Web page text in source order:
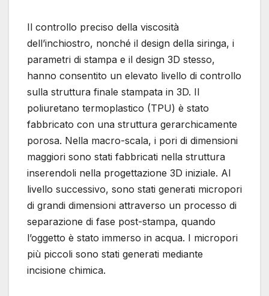
Il controllo preciso della viscosità
dell’inchiostro, nonché il design della siringa, i
parametri di stampa e il design 3D stesso,
hanno consentito un elevato livello di controllo
sulla struttura finale stampata in 3D. Il
poliuretano termoplastico (TPU) è stato
fabbricato con una struttura gerarchicamente
porosa. Nella macro-scala, i pori di dimensioni
maggiori sono stati fabbricati nella struttura
inserendoli nella progettazione 3D iniziale. Al
livello successivo, sono stati generati micropori
di grandi dimensioni attraverso un processo di
separazione di fase post-stampa, quando
l’oggetto è stato immerso in acqua. I micropori
più piccoli sono stati generati mediante
incisione chimica.